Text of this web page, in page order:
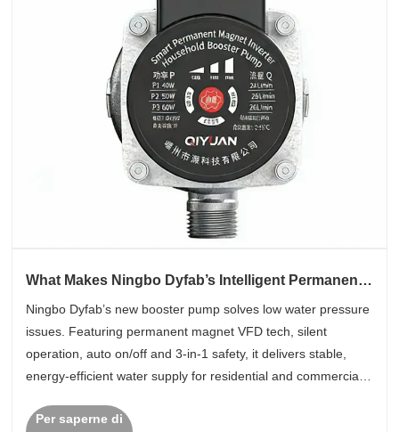
What Makes Ningbo Dyfab’s Intelligent Permanent
Changer?
Ningbo Dyfab’s new booster pump solves low water pressure
issues. Featuring permanent magnet VFD tech, silent
operation, auto on/off and 3-in-1 safety, it delivers stable,
energy-efficient water supply for residential and commercial
Per saperne di